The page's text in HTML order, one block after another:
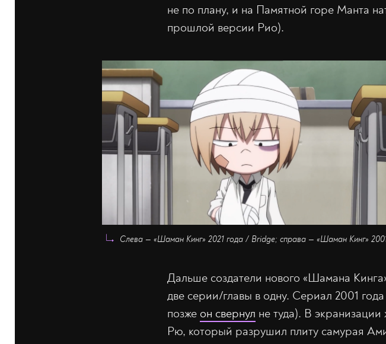
не по плану, и на Памятной горе Манта
прошлой версии Рио).
Слева — «Шаман Кинг» 2021 года / Bridge; справа — «Шаман Кинг»
Дальше создатели нового «Шамана
две серии/главы в одну. Сериал 2001
позже он свернул не туда). В
Рю, который разрушил плиту самурая